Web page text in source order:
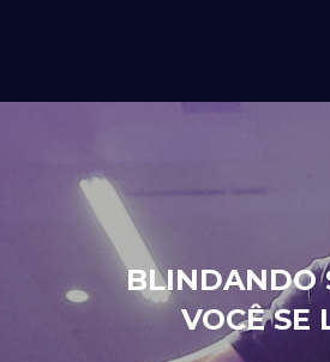
BLINDANDO
VOCÊ SE